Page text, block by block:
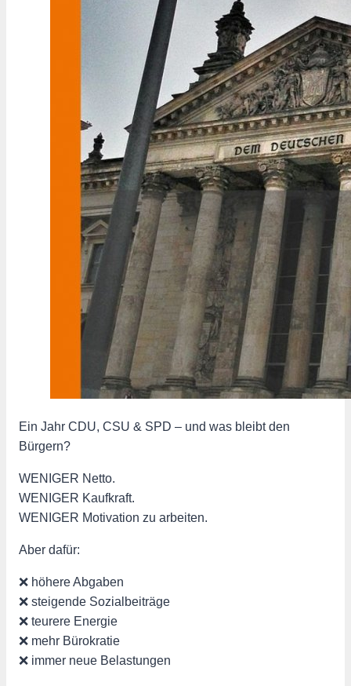
Ein Jahr CDU, CSU & SPD – und was bleibt den
Bürgern?
WENIGER Netto.
WENIGER Kaufkraft.
WENIGER Motivation zu arbeiten.
Aber dafür:
❌ höhere Abgaben
❌ steigende Sozialbeiträge
❌ teurere Energie
❌ mehr Bürokratie
❌ immer neue Belastungen